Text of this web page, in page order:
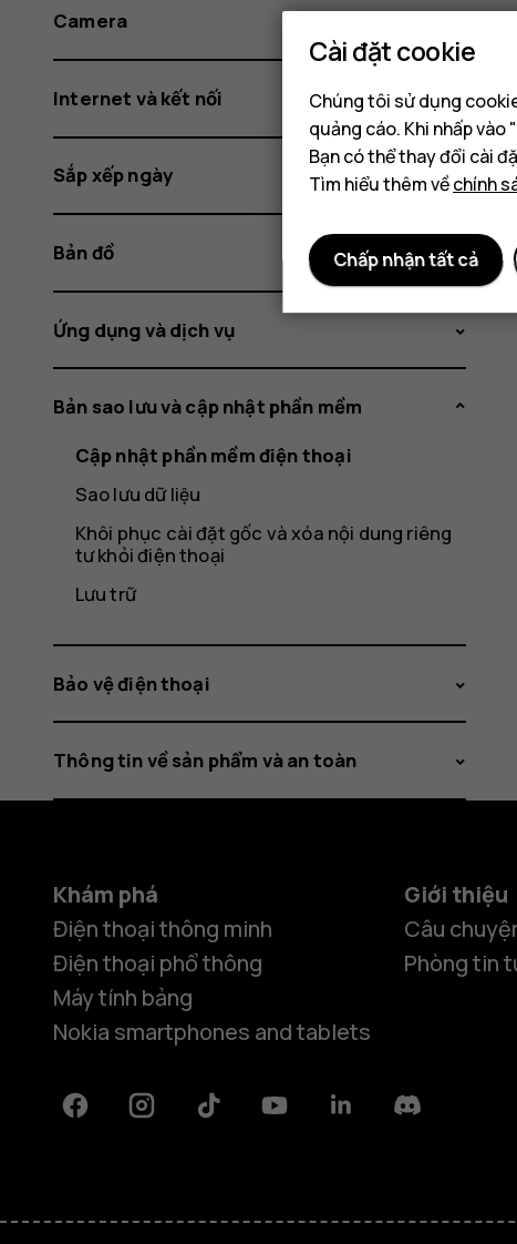
Camera
Internet và kết nối
Sắp xếp ngày
Bản đồ
Ứng dụng và dịch vụ
Bản sao lưu và cập nhật phần mềm
Cập nhật phần mềm điện thoại
Sao lưu dữ liệu
Khôi phục cài đặt gốc và xóa nội dung riêng
tư khỏi điện thoại
Lưu trữ
Bảo vệ điện thoại
Thông tin về sản phẩm và an toàn
Khám phá
Điện thoại thông minh
Điện thoại phổ thông
Máy tính bảng
Nokia smartphones and tablets
Giới thiệu
Câu
Phòng tin
FacebookInstagramTiktok YoutubeLinkedinDiscord
Cài đặt cookie
Chúng tôi sử dụng
quảng cáo. Khi nhấp
Bạn có thể thay đổi cài
Tìm hiểu thêm vềchính
Chấp nhận tất cả